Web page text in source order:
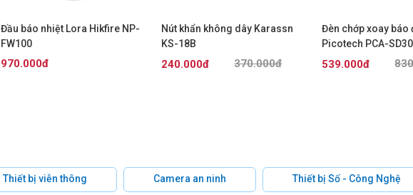
Đầu báo nhiệt Lora Hikfire NP-
FW100
970.000đ
Nút khẩn không dây Karassn
KS-18B
370.000đ
240.000đ
Đèn chớp xoay báo
Picotech PCA-
539.000đ
Thiết bị viễn thông Camera an ninh Thiết bị Số - Công Nghệ